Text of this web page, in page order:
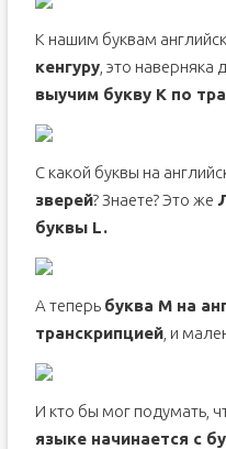
К нашим буквам
кенгуру, это наверняка
выучим букву K по
С какой буквы на
зверей? Знаете? Это же
буквы L.
А теперь буква M на
транскрипцией, и
И кто бы мог подумать,
языке начинается с